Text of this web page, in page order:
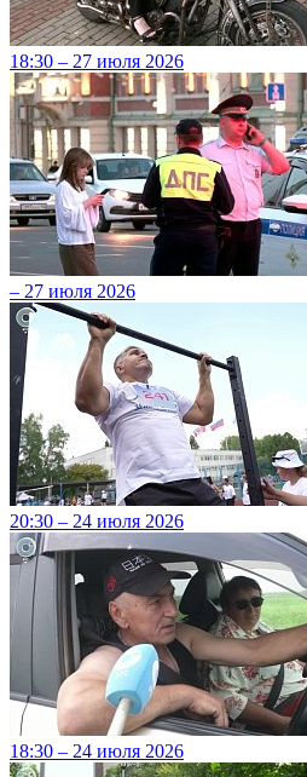
18:30 – 27 июля 2026
– 27 июля 2026
20:30 – 24 июля 2026
18:30 – 24 июля 2026